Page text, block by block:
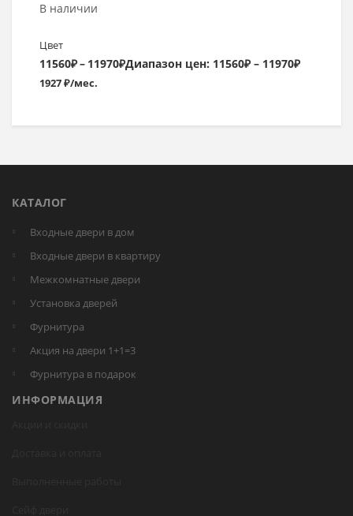
В наличии
Цвет
11560₽– 11970₽Диапазон цен: 11560₽ – 11970₽
1927 ₽/мес.
КАТАЛОГ
Входные двери в дом
Входные двери в квартиру
Межкомнатные двери
Установка дверей
Фурнитура
Акция на двери 1+1=3
Фурнитура в подарок
ИНФОРМАЦИЯ